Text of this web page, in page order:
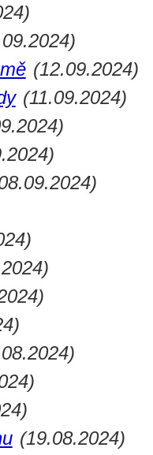
(12.09.2024)
(11.09.2024)
(19.08.2024)